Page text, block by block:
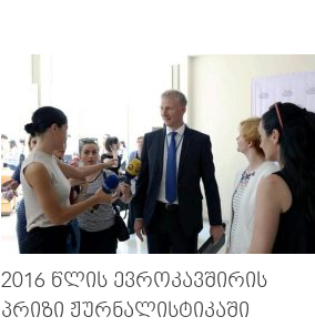
2016 ᲬᲚᲘᲡ ᲔᲕᲠᲝᲙᲐᲕᲨᲘᲠᲘᲡ
ᲞᲠᲘᲖᲘ ᲟᲣᲠᲜᲐᲚᲘᲡᲢᲘᲙᲐᲨᲘ